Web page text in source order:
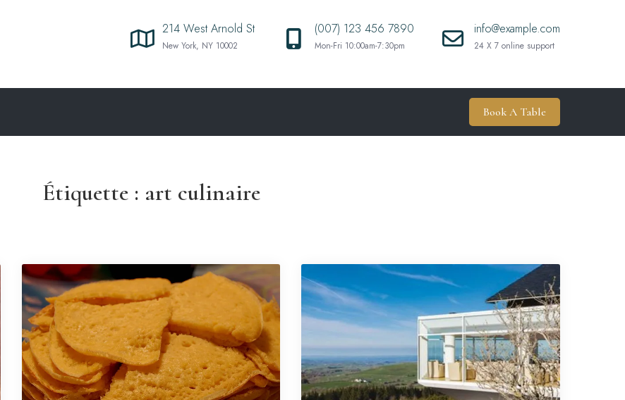
214 West Arnold St
New York, NY 10002
(007) 123 456 7890
Mon-Fri 10:00am-7:30pm
info@example.com
24 X 7 online support
Book A Table
Étiquette : art culinaire